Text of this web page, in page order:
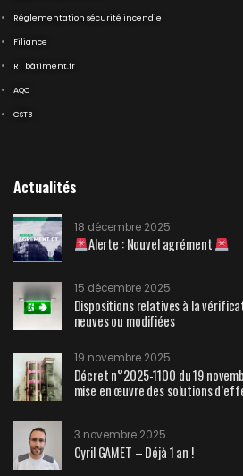
Réglementation sécurité incendie
Filiance
RT bâtiment.fr
AQC
CSTB
Actualités
18 décembre 2025
Alerte : Nouvel agrément
15 décembre 2025
Dispositions relatives à la
neuves ou modifiées
19 novembre 2025
Décret n°2025-1100 du 19
mise en œuvre des solutions
3 novembre 2025
Cyril GAMET – Déjà 1 an !